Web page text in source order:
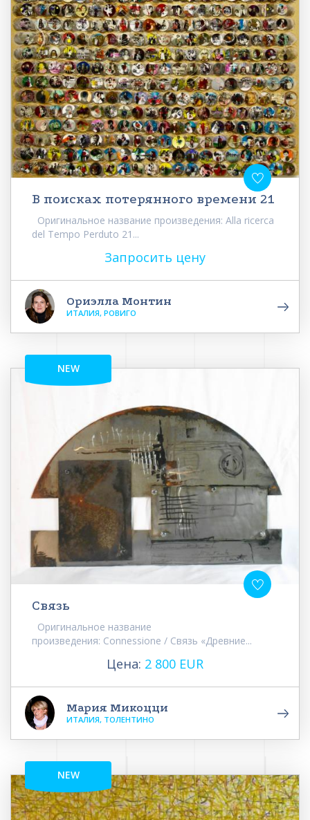
В поисках потерянного времени 21
Оригинальное название произведения: Alla ricerca
del Tempo Perduto 21...
Запросить цену
Ориэлла Монтин
ИТАЛИЯ, РОВИГО
NEW
Связь
Оригинальное название
произведения: Connessione / Связь «Древние...
Цена: 2 800 EUR
Мария Микоцци
ИТАЛИЯ, ТОЛЕНТИНО
NEW